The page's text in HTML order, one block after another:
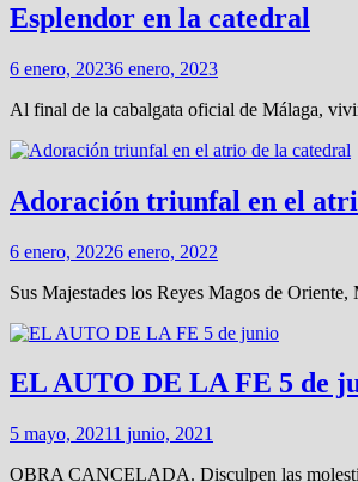
Esplendor en la catedral
6 enero, 20236 enero, 2023
Al final de la cabalgata oficial de Málaga,
Adoración triunfal en el
6 enero, 20226 enero, 2022
Sus Majestades los Reyes Magos de
EL AUTO DE LA FE 5 de
5 mayo, 20211 junio, 2021
OBRA CANCELADA. Disculpen las